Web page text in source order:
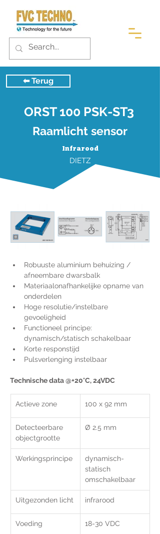
⬅︎ Terug
ORST 100 PSK-ST3
Raamlicht sensor
Infrarood
DIETZ
Robuuste aluminium behuizing /
afneembare dwarsbalk
Materiaalonafhankelijke opname van
onderdelen
Hoge resolutie/instelbare
gevoeligheid
Functioneel principe:
dynamisch/statisch schakelbaar
Korte responstijd
Pulsverlenging instelbaar
Technische data @+20°C, 24VDC
Actieve zone 100 x 92 mm
Detecteerbare
objectgrootte
Ø 2.5 mm
Werkingsprincipe
dynamisch-
statisch
omschakelbaar
Uitgezonden licht
Voeding 18-30 VDC